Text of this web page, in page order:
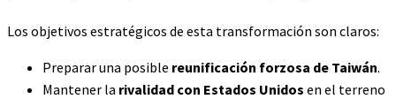
Los objetivos estratégicos de esta transformación son claros:
Preparar una posible reunificación forzosa de Taiwán.
Mantener la rivalidad con Estados Unidos en el terreno